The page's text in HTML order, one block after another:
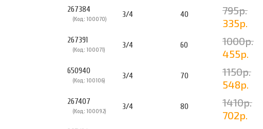
267384
(Код: 100070) 3/4 40
795р.
335р.
267391
(Код: 100071) 3/4 60
1000р.
455р.
650940
(Код: 100106) 3/4 70
1150р.
548р.
267407
(Код: 100092) 3/4 80
1410р.
702р.